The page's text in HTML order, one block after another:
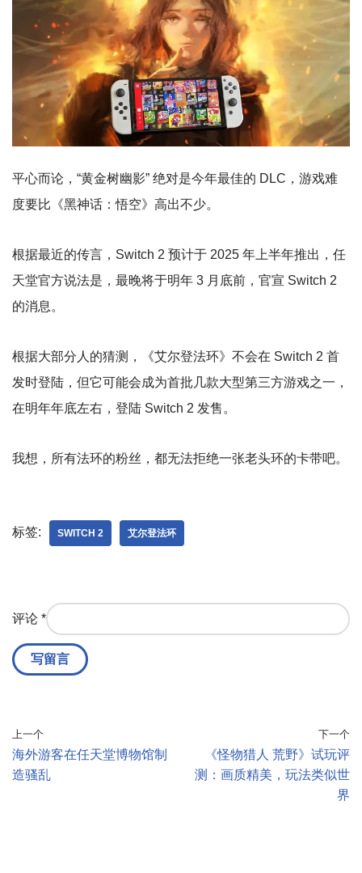
平心而论，“黄金树幽影” 绝对是今年最佳的 DLC，游戏难
度要比《黑神话：悟空》高出不少。
根据最近的传言，Switch 2 预计于 2025 年上半年推出，任
天堂官方说法是，最晚将于明年 3 月底前，官宣 Switch 2
的消息。
根据大部分人的猜测，《艾尔登法环》不会在 Switch 2 首
发时登陆，但它可能会成为首批几款大型第三方游戏之一，
在明年年底左右，登陆 Switch 2 发售。
我想，所有法环的粉丝，都无法拒绝一张老头环的卡带吧。
标签: SWITCH 2 艾尔登法环
评论 *
上一个
海外游客在任天堂博物馆制
造骚乱
下一个
《怪物猎人 荒野》试玩评
测：画质精美，玩法类似世
界